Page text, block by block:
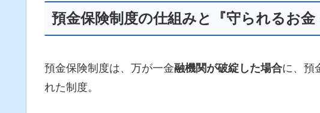
預金保険制度の仕組みと『守られるお金
預金保険制度は、万が一金融機関が破綻した場合に、預
れた制度。